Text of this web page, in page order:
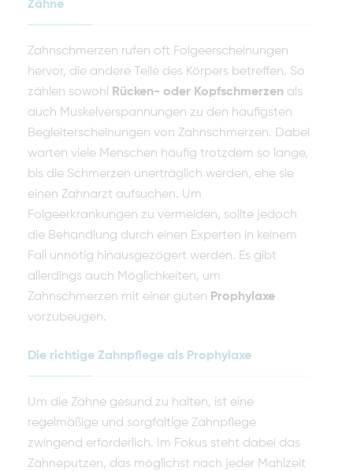
Zähne
Zahnschmerzen rufen oft Folgeerscheinungen
hervor, die andere Teile des Körpers betreffen. So
zählen sowohl
Rücken- oder Kopfschmerzen als
auch Muskelverspannungen zu den häufigsten
Begleiterscheinungen von Zahnschmerzen. Dabei
warten viele Menschen häufig trotzdem so lange,
bis die Schmerzen unerträglich werden, ehe sie
einen Zahnarzt aufsuchen. Um
Folgeerkrankungen zu vermeiden, sollte jedoch
die Behandlung durch einen Experten in keinem
Fall unnötig hinausgezögert werden. Es gibt
allerdings auch Möglichkeiten, um
Zahnschmerzen mit einer guten Prophylaxe
vorzubeugen.
Die richtige Zahnpflege als Prophylaxe
Um die Zähne gesund zu halten, ist eine
regelmäßige und sorgfältige Zahnpflege
zwingend erforderlich. Im Fokus steht dabei das
Zähneputzen, das möglichst nach jeder Mahlzeit